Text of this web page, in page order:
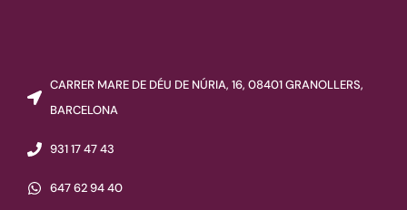
CARRER MARE DE DÉU DE NÚRIA, 16, 08401 GRANOLLERS,
BARCELONA
931 17 47 43
647 62 94 40